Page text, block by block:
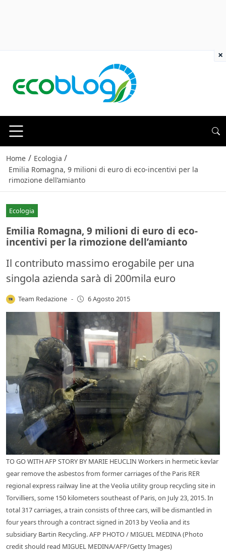
Home / Ecologia /
Emilia Romagna, 9 milioni di euro di eco-incentivi per la
rimozione dell’amianto
Ecologia
Emilia Romagna, 9 milioni di euro di eco-
incentivi per la rimozione dell’amianto
Il contributo massimo erogabile per una
singola azienda sarà di 200mila euro
Team Redazione - 6 Agosto 2015
TO GO WITH AFP STORY BY MARIE HEUCLIN Workers in hermetic kevlar
gear remove the asbestos from former carriages of the Paris RER
regional express railway line at the Veolia utility group recycling site in
Torvilliers, some 150 kilometers southeast of Paris, on July 23, 2015. In
total 317 carriages, a train consists of three cars, will be dismantled in
four years through a contract signed in 2013 by Veolia and its
subsidiary Bartin Recycling. AFP PHOTO / MIGUEL MEDINA (Photo
credit should read MIGUEL MEDINA/AFP/Getty Images)
×